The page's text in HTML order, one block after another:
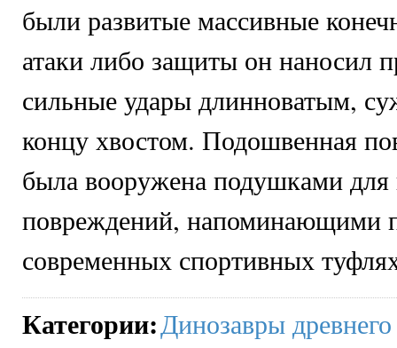
были развитые массивные
атаки либо защиты он наносил
сильные удары длинноватым,
концу хвостом. Подошвенная
была вооружена подушками для
повреждений, напоминающими
современных спортивных
Категории:Динозавры